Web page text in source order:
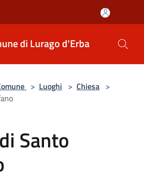
di Lurago d'Erba
> Luoghi > Chiesa >
Santo